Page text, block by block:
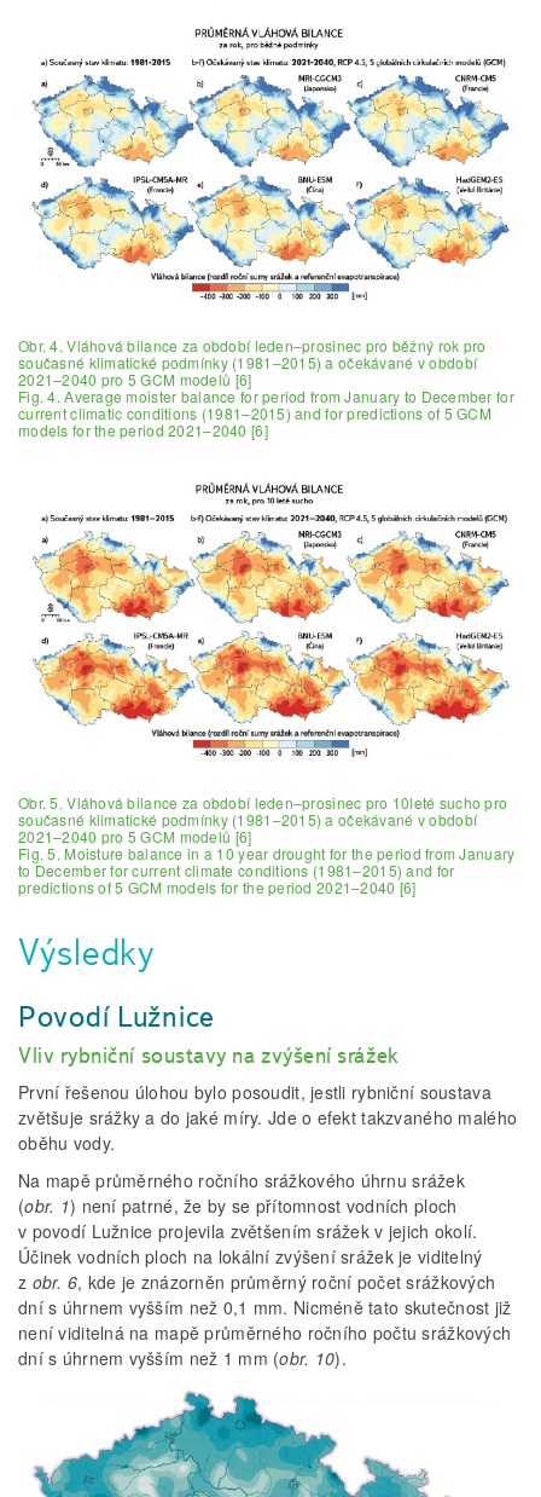
Obr. 4. Vláhová bilance za období leden–prosinec pro běžný rok pro
současné klimatické podmínky (1981–2015) a očekávané v období
2021–2040 pro 5 GCM modelů [6]
Fig. 4. Average moister balance for period from January to December for
current climatic conditions (1981–2015) and for predictions of 5 GCM
models for the period 2021–2040 [6]
Obr. 5. Vláhová bilance za období leden–prosinec pro 10leté sucho pro
současné klimatické podmínky (1981–2015) a očekávané v období
2021–2040 pro 5 GCM modelů [6]
Fig. 5. Moisture balance in a 10 year drought for the period from January
to December for current climate conditions (1981–2015) and for
predictions of 5 GCM models for the period 2021–2040 [6]
Výsledky
Povodí Lužnice
Vliv rybniční soustavy na zvýšení srážek
První řešenou úlohou bylo posoudit, jestli rybniční soustava
zvětšuje srážky a do jaké míry. Jde o efekt takzvaného malého
oběhu vody.
Na mapě průměrného ročního srážkového úhrnu srážek
(obr. 1) není patrné, že by se přítomnost vodních ploch
v povodí Lužnice projevila zvětšením srážek v jejich okolí.
Účinek vodních ploch na lokální zvýšení srážek je viditelný
z obr. 6, kde je znázorněn průměrný roční počet srážkových
dní s úhrnem vyšším než 0,1 mm. Nicméně tato skutečnost již
není viditelná na mapě průměrného ročního počtu srážkových
dní s úhrnem vyšším než 1 mm (obr. 10).